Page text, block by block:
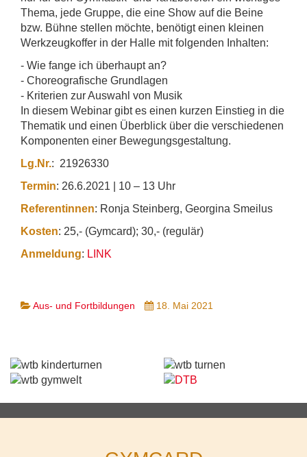
Thema, jede Gruppe, die eine Show auf die Beine
bzw. Bühne stellen möchte, benötigt einen kleinen
Werkzeugkoffer in der Halle mit folgenden Inhalten:
- Wie fange ich überhaupt an?
- Choreografische Grundlagen
- Kriterien zur Auswahl von Musik
In diesem Webinar gibt es einen kurzen Einstieg in die
Thematik und einen Überblick über die verschiedenen
Komponenten einer Bewegungsgestaltung.
Lg.Nr.: 21926330
Termin: 26.6.2021 | 10 – 13 Uhr
Referentinnen: Ronja Steinberg, Georgina Smeilus
Kosten: 25,- (Gymcard); 30,- (regulär)
Anmeldung: LINK
Aus- und Fortbildungen 18. Mai 2021